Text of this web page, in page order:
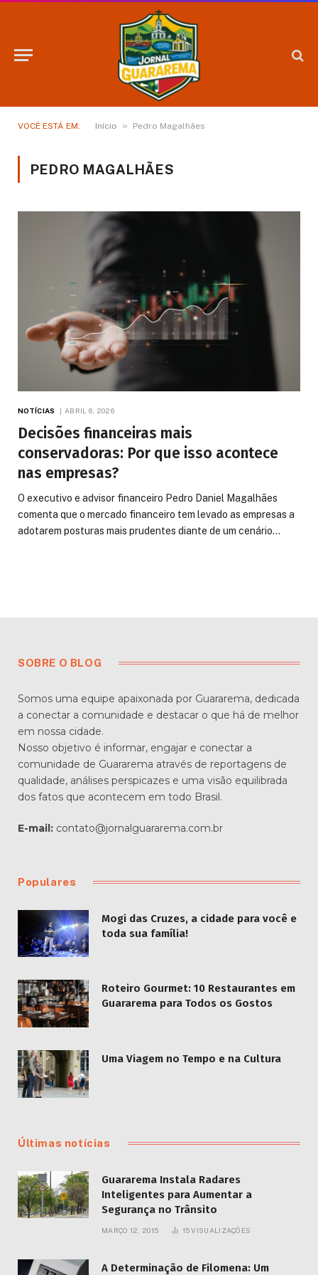
VOCÊ ESTÁ EM: Início » Pedro Magalhães
PEDRO MAGALHÃES
NOTÍCIAS ABRIL 6, 2026
Decisões financeiras mais
conservadoras: Por que isso acontece
nas empresas?
O executivo e advisor financeiro Pedro Daniel Magalhães
comenta que o mercado financeiro tem levado as empresas a
adotarem posturas mais prudentes diante de um cenário…
SOBRE O BLOG
Somos uma equipe apaixonada por Guararema, dedicada
a conectar a comunidade e destacar o que há de melhor
em nossa cidade.
Nosso objetivo é informar, engajar e conectar a
comunidade de Guararema através de reportagens de
qualidade, análises perspicazes e uma visão equilibrada
dos fatos que acontecem em todo Brasil.
E-mail: contato@jornalguararema.com.br
Populares
Mogi das Cruzes, a cidade para você e
toda sua família!
Roteiro Gourmet: 10 Restaurantes em
Guararema para Todos os Gostos
Uma Viagem no Tempo e na Cultura
Últimas notícias
Guararema Instala Radares
Inteligentes para Aumentar a
Segurança no Trânsito
MARÇO 12, 2015 15VISUALIZAÇÕES
A Determinação de Filomena: Um